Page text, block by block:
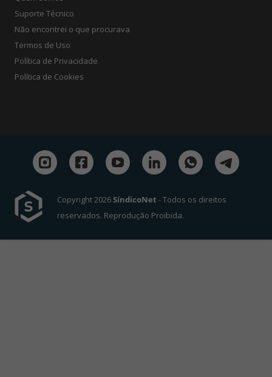
Suporte Técnico
Não encontrei o que procurava
Termos de Uso
Política de Privacidade
Política de Cookies
Copyright 2026SíndicoNet - Todos os direitos
reservados. Reprodução Proibida.